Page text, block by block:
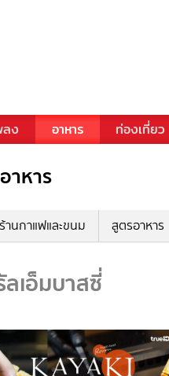
ลง อาหาร ท่องเที่ยว
อาหาร
ร้านกาแฟและขนม สูตรอาหาร
ลเอ็มบาสซี่